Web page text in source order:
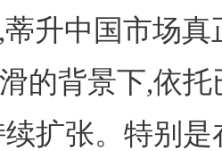
升中国市场
的背景下,依
扩张。特别